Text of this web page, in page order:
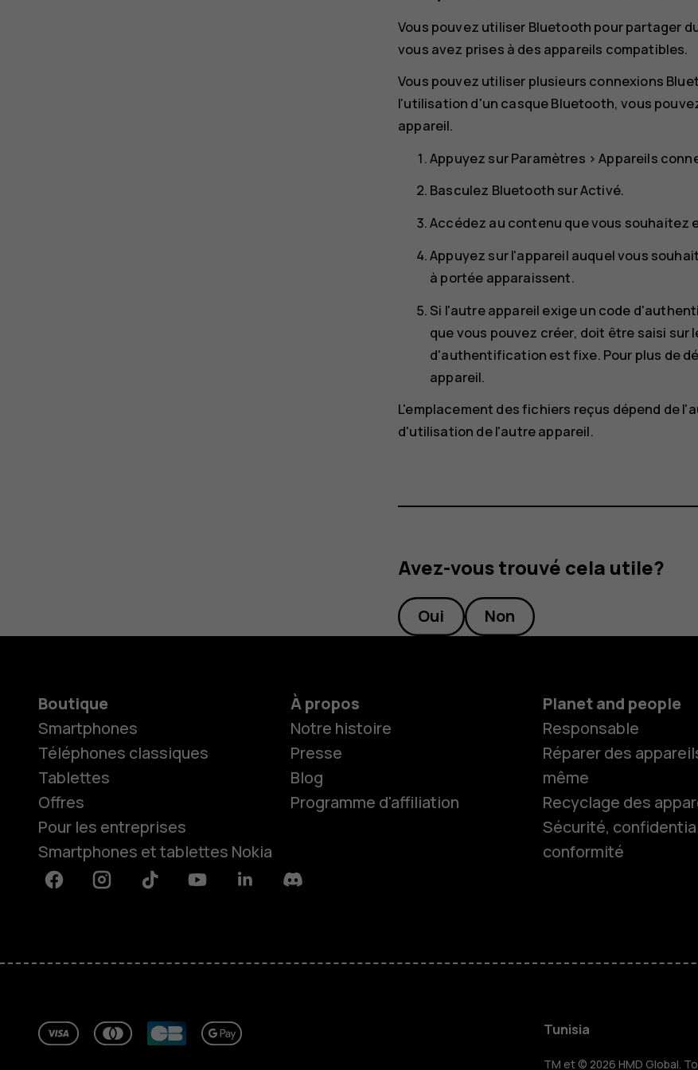
Pour les
À propos
Vous pouvez utiliser Bluetooth pour partager
vous avez prises à des appareils compatibles.
Vous pouvez utiliser plusieurs connexions
l'utilisation d'un casque Bluetooth, vous
appareil.
Appuyez surParamètres >Appareils
Basculez Bluetooth surActivé.
Accédez au contenu que vous souhaitez
Appuyez sur l'appareil auquel vous
à portée apparaissent.
Si l'autre appareil exige un code
que vous pouvez créer, doit être saisi sur
d'authentification est fixe. Pour plus de
appareil.
L'emplacement des fichiers reçus dépend de
d'utilisation de l'autre appareil.
Avez-vous trouvé cela utile?
Oui Non
Boutique
Smartphones
Téléphones classiques
Tablettes
Offres
Pour les entreprises
Smartphones et tablettes Nokia
À propos
Notre histoire
Presse
Blog
Programme d'affiliation
Planet and people
Responsable
Réparer des
même
Recyclage des
Sécurité,
conformité
FacebookInstagramTiktok YoutubeLinkedinDiscord
Tunisia
TM et © 2026 HMD Global.